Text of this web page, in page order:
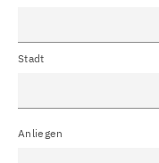
Stadt
Anliegen